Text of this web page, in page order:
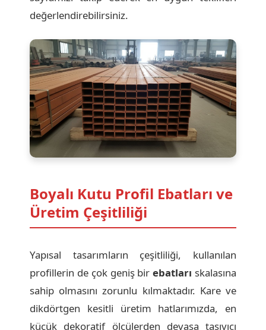
değerlendirebilirsiniz.
Boyalı Kutu Profil Ebatları ve
Üretim Çeşitliliği
Yapısal tasarımların çeşitliliği, kullanılan
profillerin de çok geniş birebatları skalasına
sahip olmasını zorunlu kılmaktadır. Kare ve
dikdörtgen kesitli üretim hatlarımızda, en
küçük dekoratif ölçülerden devasa taşıyıcı